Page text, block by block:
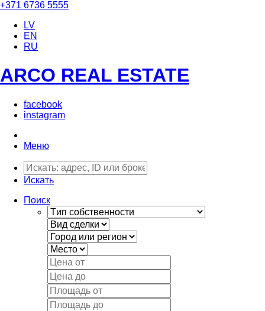
+371 6736 5555
LV
EN
RU
ARCO REAL ESTATE
facebook
instagram
Меню
Искать
Поиск